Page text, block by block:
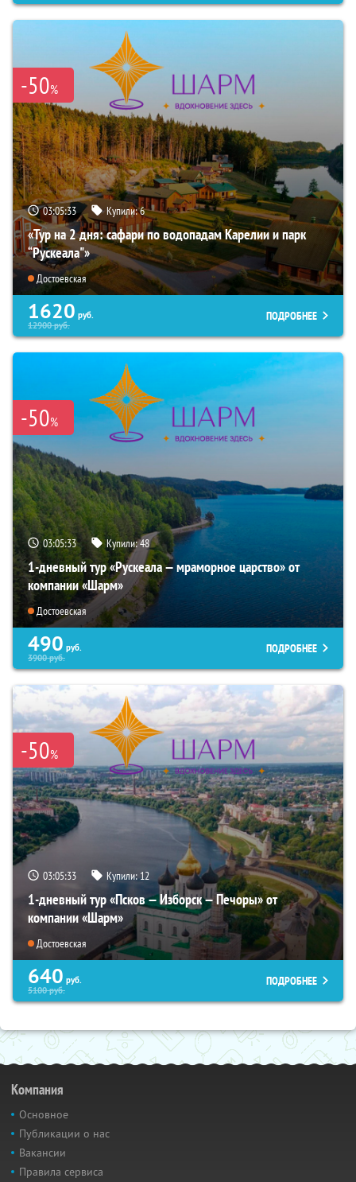
-50%
03:05:32 Купили:6
«Тур на 2 дня: сафари по водопадам Карелии и парк
“Рускеала"»
Достоевская
1620 руб.
12900руб.
ПОДРОБНЕЕ
-50%
03:05:32 Купили:48
1-дневный тур «Рускеала — мраморное царство» от
компании «Шарм»
Достоевская
490 руб.
3900руб.
ПОДРОБНЕЕ
-50%
03:05:32 Купили:12
1-дневный тур «Псков — Изборск — Печоры» от
компании «Шарм»
Достоевская
640 руб.
5100руб.
ПОДРОБНЕЕ
Компания
Основное
Публикации о нас
Вакансии
Правила сервиса